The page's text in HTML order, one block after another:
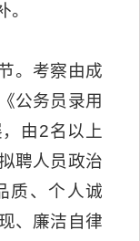
。考察由成
公务员录用
由2名以上
聘人员政治
质、个人诚
、廉洁自律